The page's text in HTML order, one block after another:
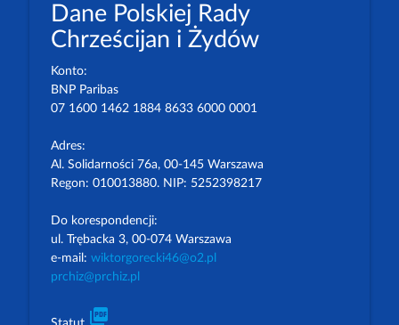
Dane Polskiej Rady
Chrześcijan i Żydów
Konto:
BNP Paribas
07 1600 1462 1884 8633 6000 0001
Adres:
Al. Solidarności 76a, 00-145 Warszawa
Regon: 010013880. NIP: 5252398217
Do korespondencji:
ul. Trębacka 3, 00-074 Warszawa
e-mail: wiktorgorecki46@o2.pl
prchiz@prchiz.pl
picture_as_pdf